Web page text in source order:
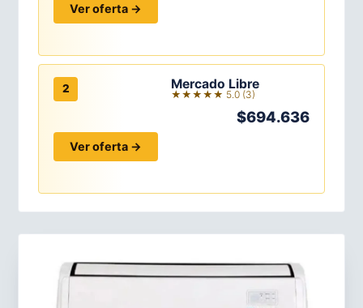
Ver oferta →
2 Mercado Libre
★★★★★ 5.0 (3)
$694.636
Ver oferta →